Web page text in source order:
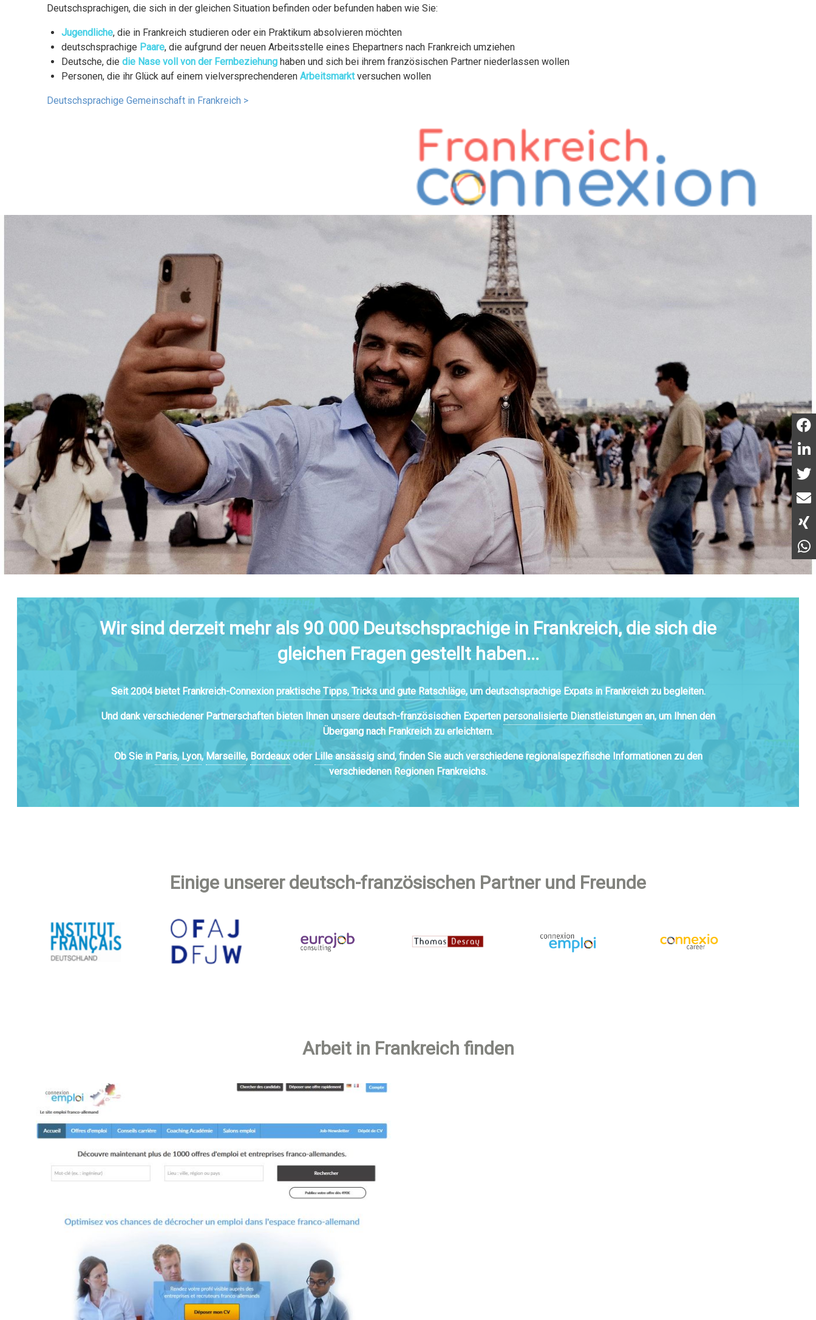
Deutschsprachigen, die sich in der gleichen Situation befinden oder befunden haben wie Sie:
Jugendliche, die in Frankreich studieren oder ein Praktikum absolvieren möchten
deutschsprachige Paare, die aufgrund der neuen Arbeitsstelle eines Ehepartners nach Frankreich umziehen
Deutsche, diedie Nase voll von der Fernbeziehung haben und sich bei ihrem französischen Partner niederlassen wollen
Personen, die ihr Glück auf einem vielversprechenderenArbeitsmarktversuchen wollen
Deutschsprachige Gemeinschaft in Frankreich >
Wir sind derzeit mehr als 90 000 Deutschsprachige in Frankreich, die sich die
gleichen Fragen gestellt haben...
Seit 2004 bietet Frankreich-Connexion praktische Tipps, Tricks und gute Ratschläge, um deutschsprachige Expats in Frankreich zu begleiten.
Und dank verschiedener Partnerschaften bieten Ihnen unsere deutsch-französischen Experten personalisierte Dienstleistungenan, um Ihnen den
Übergang nach Frankreich zu erleichtern.
Ob Sie in Paris, Lyon, Marseille, Bordeauxoder Lilleansässig sind, finden Sie auch verschiedene regionalspezifische Informationen zu den
verschiedenen Regionen Frankreichs.
Einige unserer deutsch-französischen Partner und Freunde
Arbeit in Frankreich finden